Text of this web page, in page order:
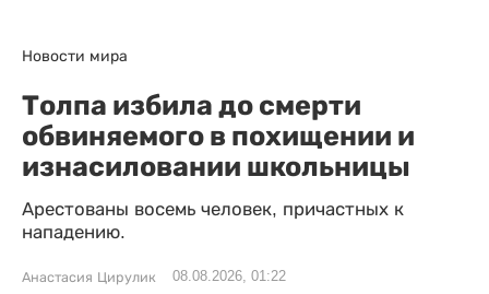
Новости мира
Толпа избила до смерти
обвиняемого в похищении и
изнасиловании школьницы
Арестованы восемь человек, причастных к
нападению.
Анастасия Цирулик 08.08.2026, 01:22